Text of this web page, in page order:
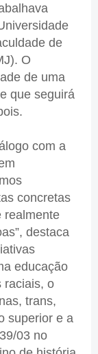
de
O
de uma
que seguirá
com a
concretas
realmente
destaca
educação
raciais, o
trans,
superior e a
03 no